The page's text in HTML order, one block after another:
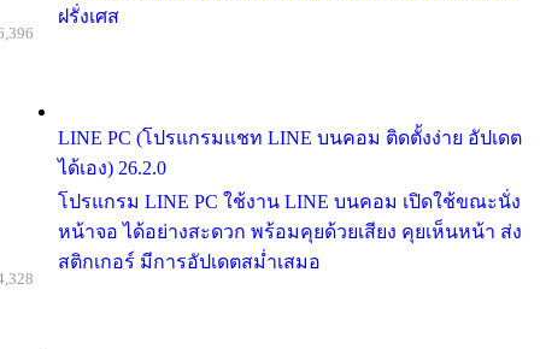
ฝรั่งเศส
LINE PC (โปรแกรมแชท LINE บนคอม ติดตั้งง่าย อัปเดต
ได้เอง) 26.2.0
โปรแกรม LINE PC ใช้งาน LINE บนคอม เปิดใช้ขณะนั่ง
หน้าจอ ได้อย่างสะดวก พร้อมคุยด้วยเสียง คุยเห็นหน้า ส่ง
สติกเกอร์ มีการอัปเดตสม่ำเสมอ